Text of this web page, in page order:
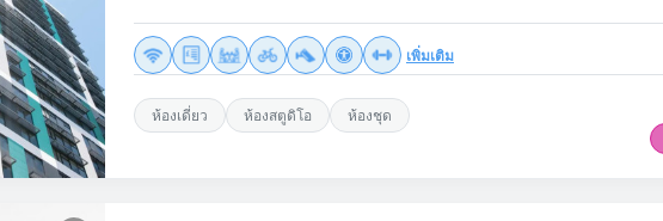
เพิ่มเติม
ห้องเดี่ยว ห้องสตูดิโอ ห้องชุด